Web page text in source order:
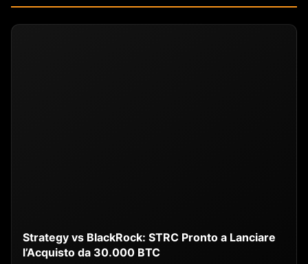
Strategy vs BlackRock: STRC Pronto a Lanciare
l’Acquisto da 30.000 BTC